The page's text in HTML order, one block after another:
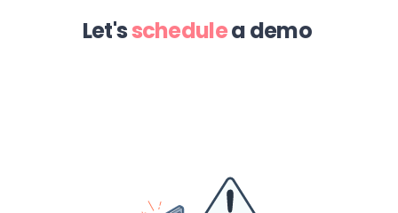
Let'sschedulea demo